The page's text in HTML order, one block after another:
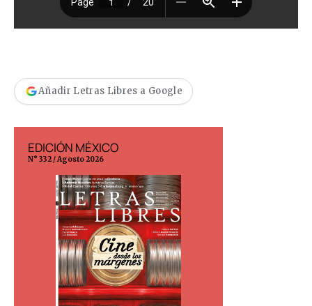
Añadir Letras Libres a Google
EDICIÓN MÉXICO
N° 332 / Agosto 2026